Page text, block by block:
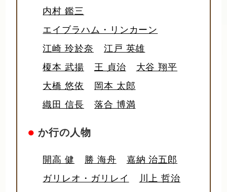
内村 鑑三
エイブラハム・リンカーン
江崎 玲於奈
江戸 英雄
榎本 武揚
王 貞治
大谷 翔平
大橋 悠依
岡本 太郎
織田 信長
落合 博満
● か行の人物
開高 健 勝 海舟
嘉納 治五郎
ガリレオ・ガリレイ
川上 哲治